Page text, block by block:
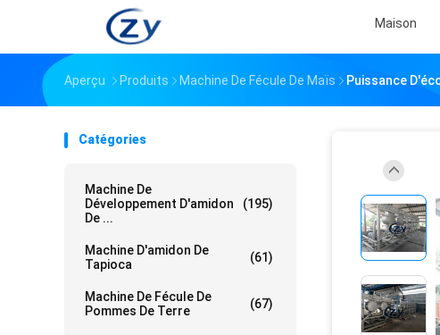
Maison
Aperçu Produits Machine De Fécule De Maïs Puissance
Catégories
Machine De
Développement D'amidon
De ...
(195)
Machine D'amidon De
Tapioca
(61)
Machine De Fécule De
Pommes De Terre
(67)